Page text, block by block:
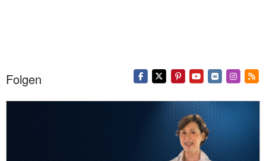
Folgen